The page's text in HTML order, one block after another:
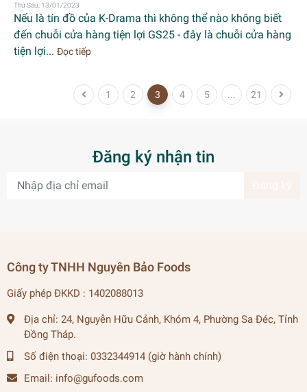
Thứ Sáu, 13/01/2023
Nếu là tín đồ của K-Drama thì không thể nào không biết
đến chuỗi cửa hàng tiện lợi GS25 - đây là chuỗi cửa hàng
tiện lợi... Đọc tiếp
1 2 3 4 5 ... 21
Đăng ký nhận tin
Công ty TNHH Nguyên Bảo Foods
Giấy phép ĐKKD : 1402088013
Địa chỉ: 24, Nguyễn Hữu Cảnh, Khóm 4, Phường Sa Đéc, Tỉnh
Đồng Tháp.
Số điện thoại: 0332344914 (giờ hành chính)
Email: info@gufoods.com